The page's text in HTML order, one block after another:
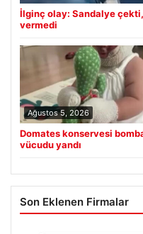
İlginç olay: Sandalye
vermedi
Ağustos 5, 2026
Domates konservesi
vücudu yandı
Son Eklenen Firmalar